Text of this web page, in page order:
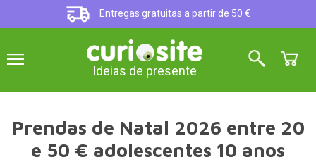
Entregas gratuitas a partir de 50 €
Ideias de presente
Prendas de Natal 2026 entre 20
e 50 € adolescentes 10 anos